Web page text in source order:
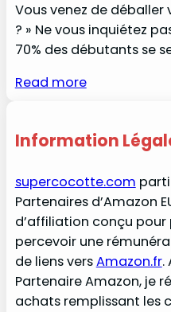
Vous venez de
? » Ne vous inquiétez
70% des débutants se
Read more
Information
supercocotte.com
Partenaires d’Amazon
d’affiliation conçu
percevoir une
de liens versAmazon.fr.
Partenaire Amazon, je
achats remplissant les